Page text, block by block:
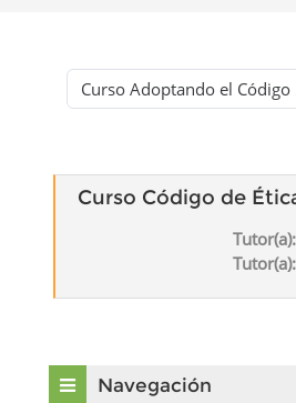
Categorías
Curso Código de
Tutor(a):
Tutor(a):
Bloques
Navegación